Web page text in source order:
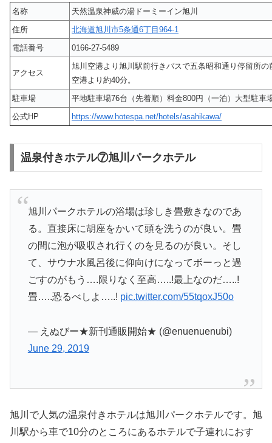
名称
天然温泉神威の湯ドーミーイン旭川
住所
北海道旭川市5条通6丁目964-1
電話番号
0166-27-5489
アクセス
旭川空港より旭川駅前行きバスで五条昭和通り停留所の
空港より約40分。
駐車場
平地駐車場76台（先着順）料金800円（一泊）大型駐車
公式HP
https://www.hotespa.net/hotels/asahikawa/
温泉付きホテル⑦旭川パークホテル
旭川パークホテルの浴場は珍しき畳敷きなのであ
る。直接床に胡座をかいて頭を洗うのが良い。畳
の間に泡が吸収され行くのを見るのが良い。そし
て、サウナ水風呂後に仰向けになってボーっと過
ごすのがもう….限りなく至高…..!最上なのだ…..!
畳…..恐るべしよ…..! pic.twitter.com/55tqoxJ50o
— えぬびー★新刊通販開始★ (@enuenuenubi)
June 29, 2019
旭川で人気の温泉付きホテルは旭川パークホテルです。旭
川駅から車で10分のところにあるホテルで子連れにおす